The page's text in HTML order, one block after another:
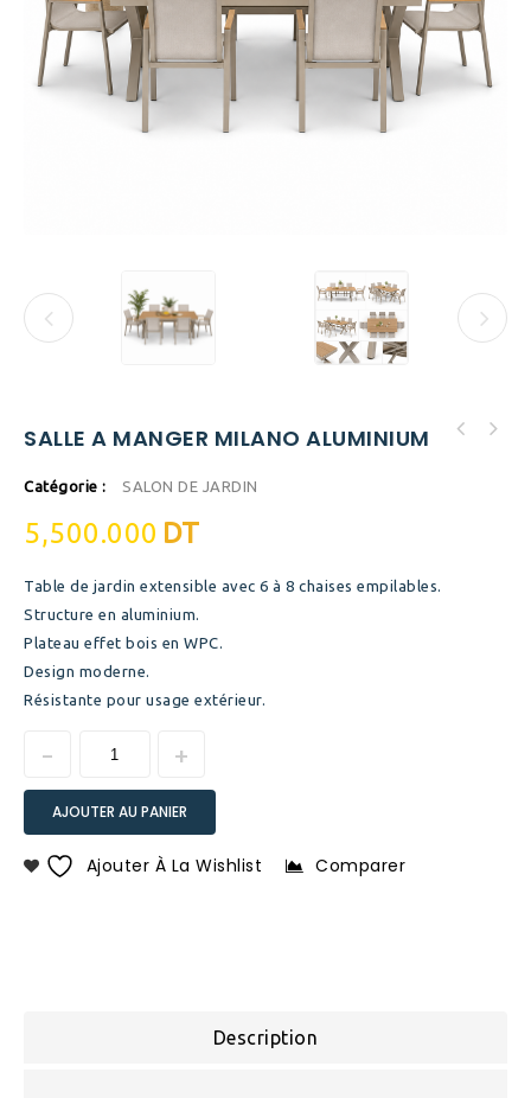
SALLE A MANGER MILANO ALUMINIUM
Catégorie : SALON DE JARDIN
5,500.000 DT
Table de jardin extensible avec 6 à 8 chaises empilables.
Structure en aluminium.
Plateau effet bois en WPC.
Design moderne.
Résistante pour usage extérieur.
AJOUTER AU PANIER
Ajouter À La Wishlist Comparer
Description